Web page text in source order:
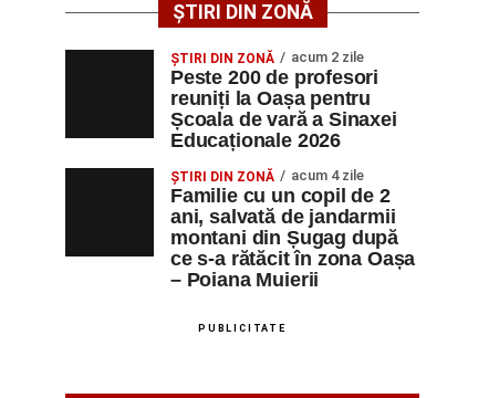
ȘTIRI DIN ZONĂ
ȘTIRI DIN ZONĂ acum 2 zile
Peste 200 de profesori
reuniți la Oașa pentru
Școala de vară a Sinaxei
Educaționale 2026
ȘTIRI DIN ZONĂ acum 4 zile
Familie cu un copil de 2
ani, salvată de jandarmii
montani din Șugag după
ce s-a rătăcit în zona Oașa
– Poiana Muierii
PUBLICITATE